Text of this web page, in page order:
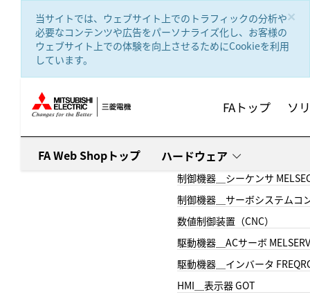
×
当サイトでは、ウェブサイト上でのトラフィックの分析や
必要なコンテンツや広告をパーソナライズ化し、お客様の
ウェブサイト上での体験を向上させるためにCookieを利用
しています。
FAトップ ソ
FA Web Shopトップ ハードウェア
制御機器＿シーケンサ
制御機器＿サーボシステムコ
数値制御装置（CNC）
駆動機器＿ACサーボ
駆動機器＿インバータ
HMI＿表示器 GOT